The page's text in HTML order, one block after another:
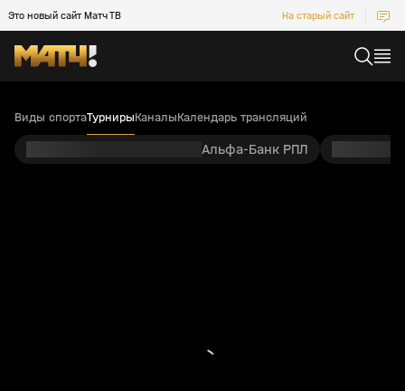
Это новый сайт Матч ТВ На старый сайт
Виды спортаТурнирыКаналыКалендарь трансляций
Альфа-Банк РПЛ